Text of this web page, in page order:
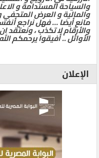
والسياحة المستدامة و
والمالية و العرض المتحفي
مانع أيضا … فهل نراجع
والأرقام لا تكذب ، ونعتقد
الأوائل .. أفيقوا يرحمكم الله
الإعلان